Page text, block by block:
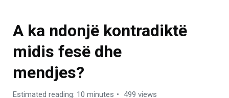
A ka ndonjë kontradiktë
midis fesë dhe
mendjes?
Estimated reading: 10 minutes 499 views